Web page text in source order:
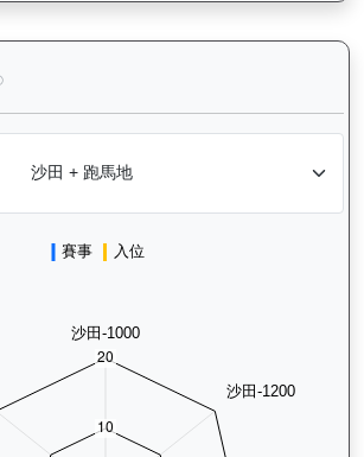
極速之星（G181）— 路程統計分析：查看香港